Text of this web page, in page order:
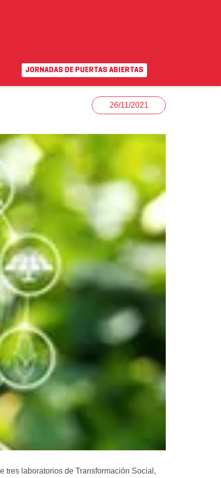
Campus virtual EN|VA
JORNADAS DE PUERTAS ABIERTAS
26/11/2021
tres laboratorios de Transformación Social,